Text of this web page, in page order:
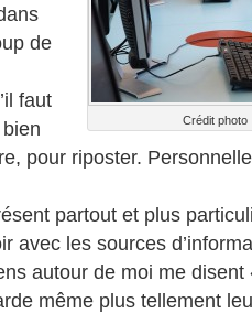
Crédit photo
de
faut
pour riposter.
partout et plus
avec les sources
autour de moi me
même plus tellement